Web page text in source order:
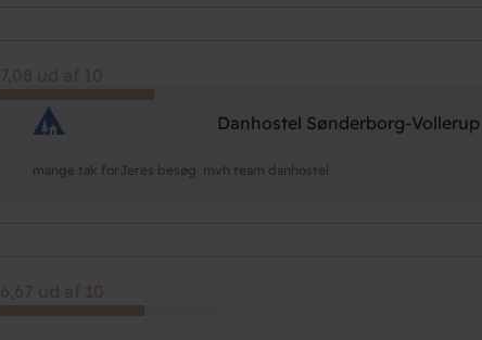
7,08 ud af 10
Danhostel Sønderborg-Vollerup
mange tak forJeres besøg mvh team danhostel
6,67 ud af 10